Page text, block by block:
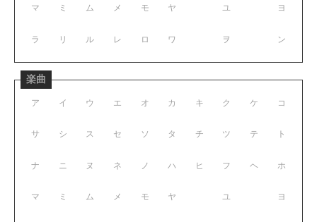
マ ミ ム メ モ
ラ リ ル レ ロ
ヤ ユ ヨ
ワ ヲ ン
楽曲
ア イ ウ エ オ
サ シ ス セ ソ
ナ ニ ヌ ネ ノ
マ ミ ム メ モ
カ キ ク ケ コ
タ チ ツ テ ト
ハ ヒ フ ヘ ホ
ヤ ユ ヨ